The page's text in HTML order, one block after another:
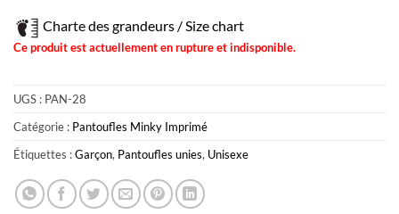
Charte des grandeurs / Size chart
Ce produit est actuellement en rupture et indisponible.
UGS : PAN-28
Catégorie : Pantoufles Minky Imprimé
Étiquettes :Garçon, Pantoufles unies, Unisexe